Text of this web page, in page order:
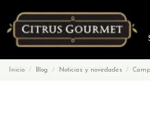
Inicio Blog Noticias y novedades